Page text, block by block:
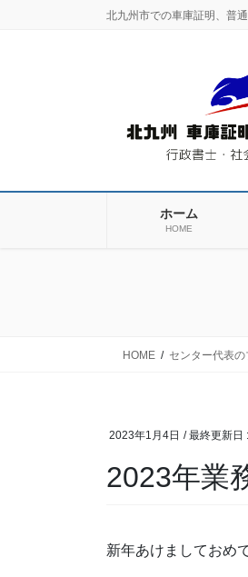
北九州市での車庫証明、普
ホーム
HOME
HOME センター代表の
2023年1月4日 / 最終更新日 :
2023年業
新年あけましておめ